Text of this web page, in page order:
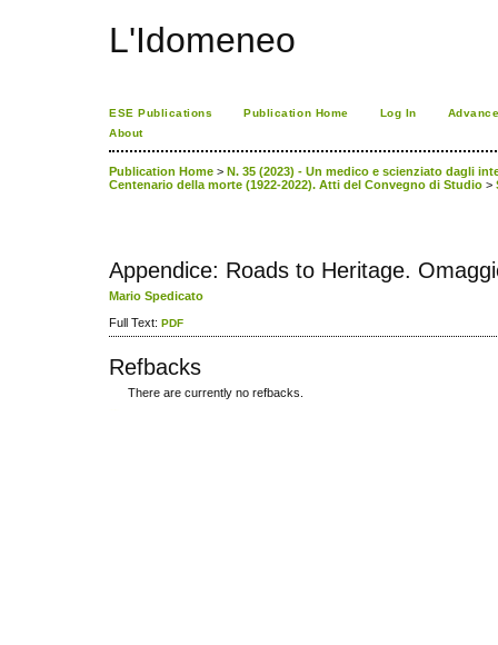
L'Idomeneo
ESE Publications Publication Home Log In
About
Publication Home > N. 35 (2023) - Un medico e scienziato dagli
Centenario della morte (1922-2022). Atti del Convegno di Studio >
Appendice: Roads to Heritage.
Mario Spedicato
Full Text: PDF
Refbacks
There are currently no refbacks.